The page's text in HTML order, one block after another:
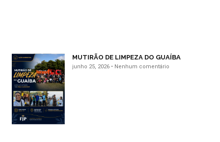
MUTIRÃO DE LIMPEZA DO GUAÍBA
junho 25, 2026 Nenhum comentário